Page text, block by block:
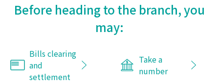
Before heading to the branch, you
may:
Bills clearing
and
settlement
Take a
number